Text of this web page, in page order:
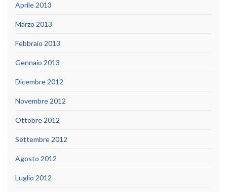
Aprile 2013
Marzo 2013
Febbraio 2013
Gennaio 2013
Dicembre 2012
Novembre 2012
Ottobre 2012
Settembre 2012
Agosto 2012
Luglio 2012